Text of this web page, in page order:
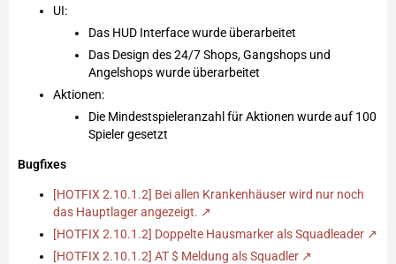
UI:
Das HUD Interface wurde überarbeitet
Das Design des 24/7 Shops, Gangshops und
Angelshops wurde überarbeitet
Aktionen:
Die Mindestspieleranzahl für Aktionen wurde auf 100
Spieler gesetzt
Bugfixes
[HOTFIX 2.10.1.2] Bei allen Krankenhäuser wird nur noch
das Hauptlager angezeigt.
[HOTFIX 2.10.1.2] Doppelte Hausmarker als Squadleader
[HOTFIX 2.10.1.2] AT $ Meldung als Squadler